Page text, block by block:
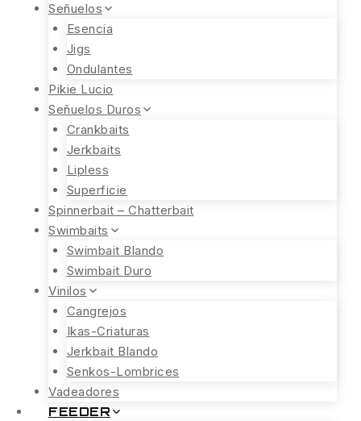
Señuelos
Esencia
Jigs
Ondulantes
Pikie Lucio
Señuelos Duros
Crankbaits
Jerkbaits
Lipless
Superficie
Spinnerbait – Chatterbait
Swimbaits
Swimbait Blando
Swimbait Duro
Vinilos
Cangrejos
Ikas-Criaturas
Jerkbait Blando
Senkos-Lombrices
Vadeadores
FEEDER